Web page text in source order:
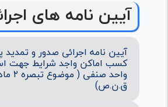
آیین نامه های
آیین نامه اجرائی صدور و تمدید
کسب اماکن واجد شرایط جهت
ق.ن.ص)